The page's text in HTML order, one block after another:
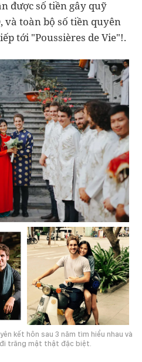
được số tiền gây quỹ
và toàn bộ số tiền quyên
tới "Poussières de Vie"!.
kết hôn sau 3 năm tìm hiểu nhau và
trăng mật thật đặc biệt.